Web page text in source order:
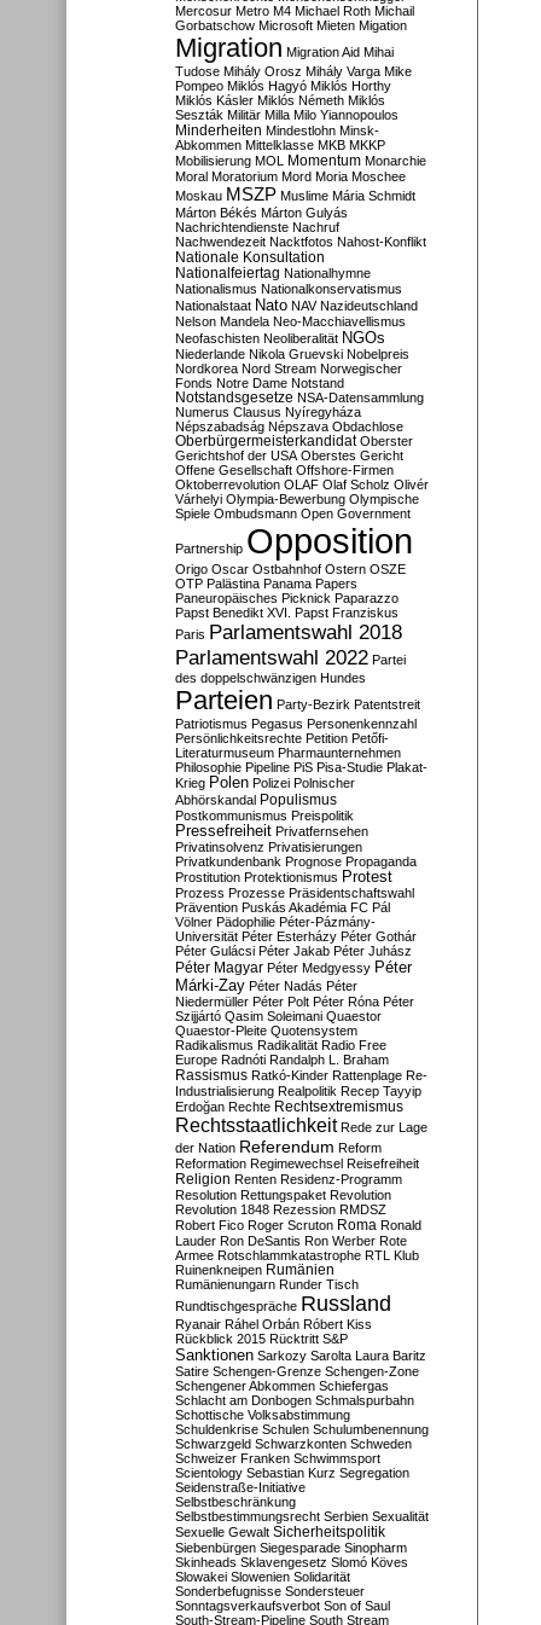
Mercosur Metro M4 Michael Roth Michail
Gorbatschow Microsoft Mieten Migation
Migration Migration Aid Mihai
Tudose Mihály Orosz Mihály Varga Mike
Pompeo Miklós Hagyó Miklós Horthy
Miklós Kásler Miklós Németh Miklós
Seszták Militär Milla Milo Yiannopoulos
Minderheiten Mindestlohn Minsk-
Abkommen Mittelklasse MKB MKKP
Mobilisierung MOL Momentum Monarchie
Moral Moratorium Mord Moria Moschee
Moskau MSZP Muslime Mária Schmidt
Márton Békés Márton Gulyás
Nachrichtendienste Nachruf
Nachwendezeit Nacktfotos Nahost-Konflikt
Nationale Konsultation
Nationalfeiertag Nationalhymne
Nationalismus Nationalkonservatismus
Nationalstaat Nato NAV Nazideutschland
Nelson Mandela Neo-Macchiavellismus
Neofaschisten Neoliberalität NGOs
Niederlande Nikola Gruevski Nobelpreis
Nordkorea Nord Stream Norwegischer
Fonds Notre Dame Notstand
Notstandsgesetze NSA-Datensammlung
Numerus Clausus Nyíregyháza
Népszabadság Népszava Obdachlose
Oberbürgermeisterkandidat Oberster
Gerichtshof der USA Oberstes Gericht
Offene Gesellschaft Offshore-Firmen
Oktoberrevolution OLAF Olaf Scholz Olivér
Várhelyi Olympia-Bewerbung Olympische
Spiele Ombudsmann Open Government
Partnership Opposition
Origo Oscar Ostbahnhof Ostern OSZE
OTP Palästina Panama Papers
Paneuropäisches Picknick Paparazzo
Papst Benedikt XVI. Papst Franziskus
Paris Parlamentswahl 2018
Parlamentswahl 2022 Partei
des doppelschwänzigen Hundes
Parteien Party-Bezirk Patentstreit
Patriotismus Pegasus Personenkennzahl
Persönlichkeitsrechte Petition Petőfi-
Literaturmuseum Pharmaunternehmen
Philosophie Pipeline PiS Pisa-Studie Plakat-
Krieg Polen Polizei Polnischer
Abhörskandal Populismus
Postkommunismus Preispolitik
Pressefreiheit Privatfernsehen
Privatinsolvenz Privatisierungen
Privatkundenbank Prognose Propaganda
Prostitution Protektionismus Protest
Prozess Prozesse Präsidentschaftswahl
Prävention Puskás Akadémia FC Pál
Völner Pädophilie Péter-Pázmány-
Universität Péter Esterházy Péter Gothár
Péter Gulácsi Péter Jakab Péter Juhász
Péter Magyar Péter Medgyessy Péter
Márki-Zay Péter Nadás Péter
Niedermüller Péter Polt Péter Róna Péter
Szijjártó Qasim Soleimani Quaestor
Quaestor-Pleite Quotensystem
Radikalismus Radikalität Radio Free
Europe Radnóti Randalph L. Braham
Rassismus Ratkó-Kinder Rattenplage Re-
Industrialisierung Realpolitik Recep Tayyip
Erdoğan Rechte Rechtsextremismus
Rechtsstaatlichkeit Rede zur Lage
der Nation Referendum Reform
Reformation Regimewechsel Reisefreiheit
Religion Renten Residenz-Programm
Resolution Rettungspaket Revolution
Revolution 1848 Rezession RMDSZ
Robert Fico Roger Scruton Roma Ronald
Lauder Ron DeSantis Ron Werber Rote
Armee Rotschlammkatastrophe RTL Klub
Ruinenkneipen Rumänien
Rumänienungarn Runder Tisch
Rundtischgespräche Russland
Ryanair Ráhel Orbán Róbert Kiss
Rückblick 2015 Rücktritt S&P
Sanktionen Sarkozy Sarolta Laura Baritz
Satire Schengen-Grenze Schengen-Zone
Schengener Abkommen Schiefergas
Schlacht am Donbogen Schmalspurbahn
Schottische Volksabstimmung
Schuldenkrise Schulen Schulumbenennung
Schwarzgeld Schwarzkonten Schweden
Schweizer Franken Schwimmsport
Scientology Sebastian Kurz Segregation
Seidenstraße-Initiative
Selbstbeschränkung
Selbstbestimmungsrecht Serbien Sexualität
Sexuelle Gewalt Sicherheitspolitik
Siebenbürgen Siegesparade Sinopharm
Skinheads Sklavengesetz Slomó Köves
Slowakei Slowenien Solidarität
Sonderbefugnisse Sondersteuer
Sonntagsverkaufsverbot Son of Saul
South-Stream-Pipeline South Stream